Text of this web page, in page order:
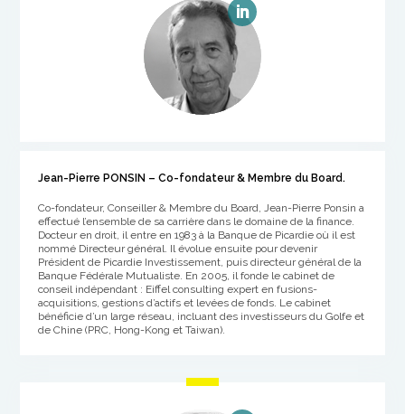
Jean-Pierre PONSIN – Co-fondateur & Membre du Board.
Co-fondateur, Conseiller & Membre du Board, Jean-Pierre Ponsin a
effectué l’ensemble de sa carrière dans le domaine de la finance.
Docteur en droit, il entre en 1983 à la Banque de Picardie où il est
nommé Directeur général. Il évolue ensuite pour devenir
Président de Picardie Investissement, puis directeur général de la
Banque Fédérale Mutualiste. En 2005, il fonde le cabinet de
conseil indépendant : Eiffel consulting expert en fusions-
acquisitions, gestions d’actifs et levées de fonds. Le cabinet
bénéficie d’un large réseau, incluant des investisseurs du Golfe et
de Chine (PRC, Hong-Kong et Taiwan).